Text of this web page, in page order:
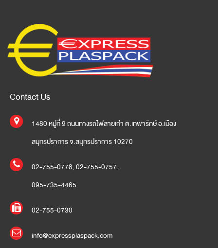
Contact Us
1480 หมู่ที่ 9 ถนนทางรถไฟสายเก่า ต.เทพารักษ์ อ.เมือง
สมุทรปราการ จ.สมุทรปราการ 10270
02-755-0778,02-755-0757,
095-735-4465
02-755-0730
info@expressplaspack.com